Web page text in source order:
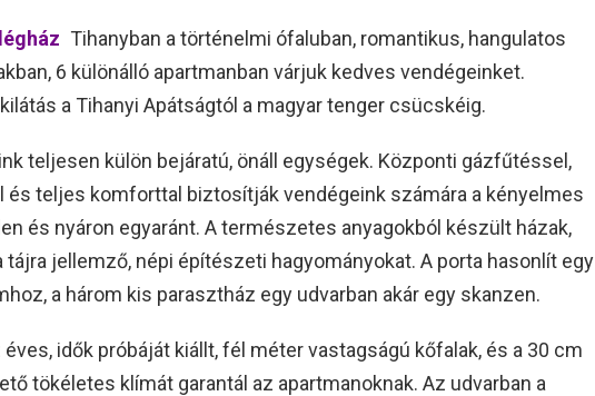
Tihanyban a történelmi ófaluban, romantikus, hangulatos
6 különálló apartmanban várjuk kedves vendégeinket.
a Tihanyi Apátságtól a magyar tenger csücskéig.
teljesen külön bejáratú, önáll egységek. Központi gázfűtéssel,
és teljes komforttal biztosítják vendégeink számára a kényelmes
és nyáron egyaránt. A természetes anyagokból készült házak,
tájra jellemző, népi építészeti hagyományokat. A porta hasonlít egy
a három kis parasztház egy udvarban akár egy skanzen.
idők próbáját kiállt, fél méter vastagságú kőfalak, és a 30 cm
tökéletes klímát garantál az apartmanoknak. Az udvarban a